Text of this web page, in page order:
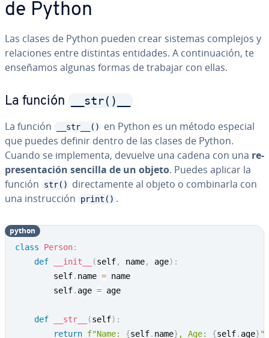
de Python
Las clases de Python pueden crear sistemas complejos y
re­la­cio­nes entre distintas entidades. A co­n­ti­nua­ción, te
enseñamos algunas formas de trabajar con ellas.
La función __str()__
La función __str__()
en Python es un método especial
que puedes definir dentro de las clases de Python.
Cuando se im­ple­me­n­ta, devuelve una cadena con una re­
pre­se­n­ta­ción sencilla de un objeto. Puedes aplicar la
función
str()
di­re­c­ta­me­n­te al objeto o co­m­bi­nar­la con
una in­s­tru­c­ción
print() .
class Person:
def
__init__ (self, name, age) :
        self
. name = name
        self
. age = age
def __str__ (self) :
return f"Name: {self. name} , Age: {self. age}"
python